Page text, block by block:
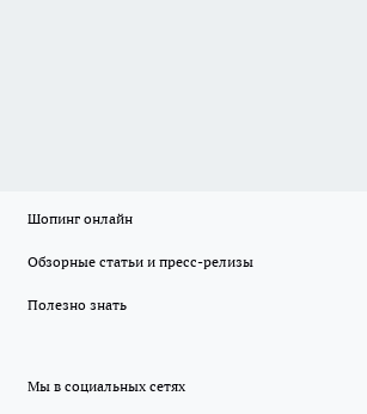
Шопинг онлайн
Обзорные статьи и пресс-релизы
Полезно знать
Мы в социальных сетях